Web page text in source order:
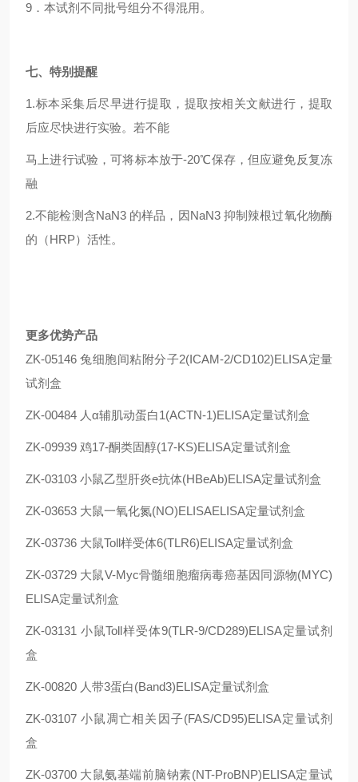
9 ．本试剂不同批号组分不得混用。
七、特别提醒
1.标本采集后尽早进行提取，提取按相关文献进行，提取
后应尽快进行实验。若不能
马上进行试验，可将标本放于-20℃保存，但应避免反复冻
融
2.不能检测含NaN3 的样品，因NaN3 抑制辣根过氧化物酶
的（HRP）活性。
更多优势产品
ZK-05146 兔细胞间粘附分子2(ICAM-2/CD102)ELISA定量
试剂盒
ZK-00484 人α辅肌动蛋白1(ACTN-1)ELISA定量试剂盒
ZK-09939 鸡17-酮类固醇(17-KS)ELISA定量试剂盒
ZK-03103 小鼠乙型肝炎e抗体(HBeAb)ELISA定量试剂盒
ZK-03653 大鼠一氧化氮(NO)ELISAELISA定量试剂盒
ZK-03736 大鼠Toll样受体6(TLR6)ELISA定量试剂盒
ZK-03729 大鼠V-Myc骨髓细胞瘤病毒癌基因同源物(MYC)
ELISA定量试剂盒
ZK-03131 小鼠Toll样受体9(TLR-9/CD289)ELISA定量试剂
盒
ZK-00820 人带3蛋白(Band3)ELISA定量试剂盒
ZK-03107 小鼠凋亡相关因子(FAS/CD95)ELISA定量试剂
盒
ZK-03700 大鼠氨基端前脑钠素(NT-ProBNP)ELISA定量试